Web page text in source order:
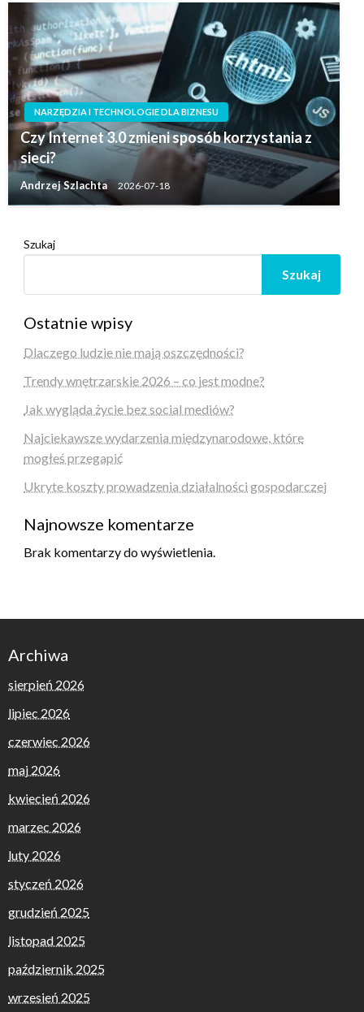
NARZĘDZIA I TECHNOLOGIE DLA BIZNESU
Czy Internet 3.0 zmieni sposób korzystania z
sieci?
Andrzej Szlachta 2026-07-18
Szukaj
Szukaj
Ostatnie wpisy
Dlaczego ludzie nie mają oszczędności?
Trendy wnętrzarskie 2026 – co jest modne?
Jak wygląda życie bez social mediów?
Najciekawsze wydarzenia międzynarodowe, które
mogłeś przegapić
Ukryte koszty prowadzenia działalności gospodarczej
Najnowsze komentarze
Brak komentarzy do wyświetlenia.
Archiwa
sierpień 2026
lipiec 2026
czerwiec 2026
maj 2026
kwiecień 2026
marzec 2026
luty 2026
styczeń 2026
grudzień 2025
listopad 2025
październik 2025
wrzesień 2025